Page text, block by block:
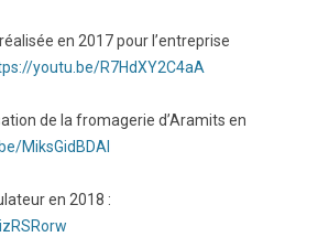
en 2017 pour l’entreprise
youtu.be/R7HdXY2C4aA
de la fromagerie d’Aramits en
MiksGidBDAI
en 2018 :